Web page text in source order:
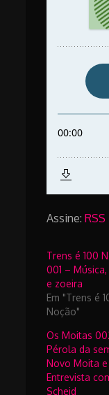
Assine:RSS
Trens é 100
001 –
e zoeira
Em "Trens é
Noção"
Os Moitas
Pérola da
Novo Moita e
Entrevista
Scheid